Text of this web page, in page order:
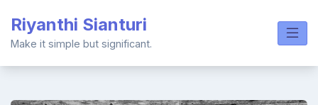
content
Riyanthi Sianturi
Make it simple but significant.